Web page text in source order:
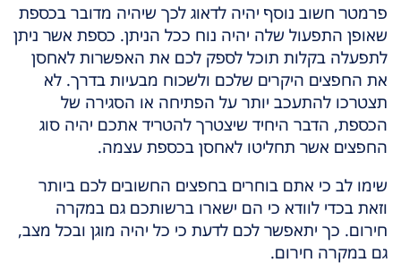
פרמטר חשוב נוסף יהיה לדאוג לכך שיהיה מדובר בכספת
שאופן התפעול שלה יהיה נוח ככל הניתן. כספת אשר ניתן
לתפעלה בקלות תוכל לספק לכם את האפשרות לאחסן
את החפצים היקרים שלכם ולשכוח מבעיות בדרך. לא
תצטרכו להתעכב יותר על הפתיחה או הסגירה של
הכספת, הדבר היחיד שיצטרך להטריד אתכם יהיה סוג
החפצים אשר תחליטו לאחסן בכספת עצמה.
שימו לב כי אתם בוחרים בחפצים החשובים לכם ביותר
וזאת בכדי לוודא כי הם ישארו ברשותכם גם במקרה
חירום. כך יתאפשר לכם לדעת כי כל יהיה מוגן ובכל מצב,
גם במקרה חירום.